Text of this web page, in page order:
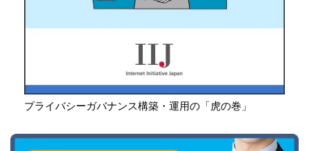
プライバシーガバナンス構築・運用の「虎の巻」